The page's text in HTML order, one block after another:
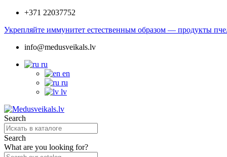
+371 22037752
Укрепляйте иммунитет естественным образом — продукты
info@medusveikals.lv
ru
en
ru
lv
Search
Search
What are you looking for?